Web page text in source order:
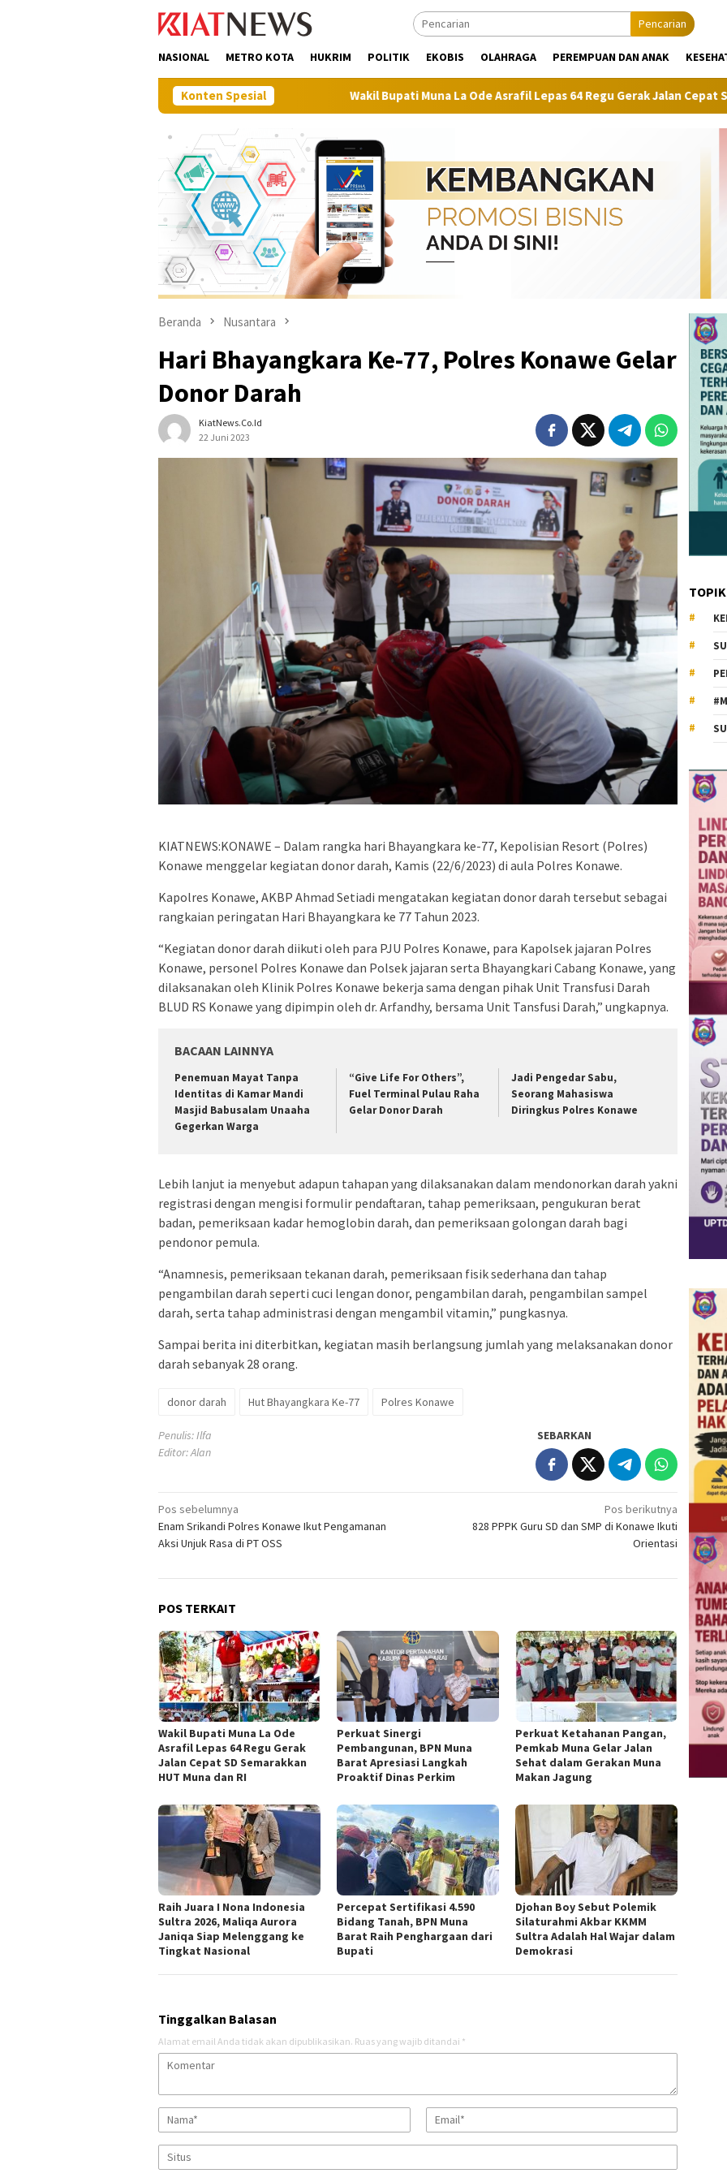
Pencarian
NASIONAL METRO KOTA HUKRIM POLITIK EKOBIS OLAHRAGA PEREMPUAN DAN ANAK
Konten SpesialWakil Bupati Muna La Ode Asrafil Lepas 64 Regu Gerak Jalan Cepat SD Semarakkan
Beranda Nusantara
Hari Bhayangkara Ke-77, Polres Konawe Gelar
Donor Darah
KiatNews.co.id
22 Juni 2023
KIATNEWS:KONAWE – Dalam rangka hari Bhayangkara ke-77, Kepolisian Resort (Polres)
Konawe menggelar kegiatan donor darah, Kamis (22/6/2023) di aula Polres Konawe.
Kapolres Konawe, AKBP Ahmad Setiadi mengatakan kegiatan donor darah tersebut sebagai
rangkaian peringatan Hari Bhayangkara ke 77 Tahun 2023.
“Kegiatan donor darah diikuti oleh para PJU Polres Konawe, para Kapolsek jajaran Polres
Konawe, personel Polres Konawe dan Polsek jajaran serta Bhayangkari Cabang Konawe, yang
dilaksanakan oleh Klinik Polres Konawe bekerja sama dengan pihak Unit Transfusi Darah
BLUD RS Konawe yang dipimpin oleh dr. Arfandhy, bersama Unit Tansfusi Darah,” ungkapnya.
BACAAN LAINNYA
Penemuan Mayat Tanpa
Identitas di Kamar Mandi
Masjid Babusalam Unaaha
Gegerkan Warga
“Give Life For Others”,
Fuel Terminal Pulau Raha
Gelar Donor Darah
Jadi Pengedar Sabu,
Seorang Mahasiswa
Diringkus Polres Konawe
Lebih lanjut ia menyebut adapun tahapan yang dilaksanakan dalam mendonorkan darah yakni
registrasi dengan mengisi formulir pendaftaran, tahap pemeriksaan, pengukuran berat
badan, pemeriksaan kadar hemoglobin darah, dan pemeriksaan golongan darah bagi
pendonor pemula.
“Anamnesis, pemeriksaan tekanan darah, pemeriksaan fisik sederhana dan tahap
pengambilan darah seperti cuci lengan donor, pengambilan darah, pengambilan sampel
darah, serta tahap administrasi dengan mengambil vitamin,” pungkasnya.
Sampai berita ini diterbitkan, kegiatan masih berlangsung jumlah yang melaksanakan donor
darah sebanyak 28 orang.
donor darah Hut Bhayangkara Ke-77 Polres Konawe
Penulis: Ilfa
Editor: Alan
SEBARKAN
Navigasi
pos
Pos sebelumnya
Enam Srikandi Polres Konawe Ikut Pengamanan
Aksi Unjuk Rasa di PT OSS
Pos berikutnya
828 PPPK Guru SD dan SMP di Konawe Ikuti
Orientasi
POS TERKAIT
Wakil Bupati Muna La Ode
Asrafil Lepas 64 Regu Gerak
Jalan Cepat SD Semarakkan
HUT Muna dan RI
Perkuat Sinergi
Pembangunan, BPN Muna
Barat Apresiasi Langkah
Proaktif Dinas Perkim
Perkuat Ketahanan Pangan,
Pemkab Muna Gelar Jalan
Sehat dalam Gerakan Muna
Makan Jagung
Raih Juara I Nona Indonesia
Sultra 2026, Maliqa Aurora
Janiqa Siap Melenggang ke
Tingkat Nasional
Percepat Sertifikasi 4.590
Bidang Tanah, BPN Muna
Barat Raih Penghargaan dari
Bupati
Djohan Boy Sebut Polemik
Silaturahmi Akbar KKMM
Sultra Adalah Hal Wajar dalam
Demokrasi
Tinggalkan Balasan
Alamat email Anda tidak akan dipublikasikan. Ruas yang wajib ditandai *